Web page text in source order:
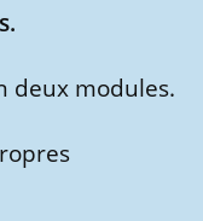
deux modules.